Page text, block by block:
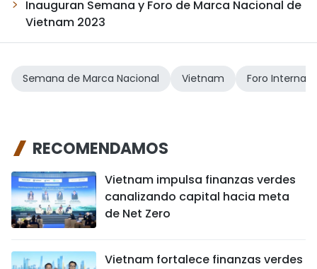
Inauguran Semana y Foro de Marca Nacional de
Vietnam 2023
Semana de Marca Nacional Vietnam Foro
RECOMENDAMOS
Vietnam impulsa finanzas verdes
canalizando capital hacia meta
de Net Zero
Vietnam fortalece finanzas verdes